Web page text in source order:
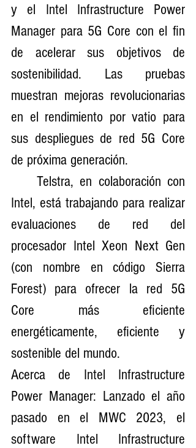
y el Intel Infrastructure Power
Manager para 5G Core con el fin
de acelerar sus objetivos de
sostenibilidad. Las pruebas
muestran mejoras revolucionarias
en el rendimiento por vatio para
sus despliegues de red 5G Core
de próxima generación.
Intel, está trabajando para realizar
evaluaciones de red del
procesador Intel Xeon Next Gen
(con nombre en código Sierra
Forest) para ofrecer la red 5G
Core más eficiente
energéticamente, eficiente y
sostenible del mundo.
Acerca de Intel Infrastructure
Power Manager: Lanzado el año
pasado en el MWC 2023, el
software Intel Infrastructure